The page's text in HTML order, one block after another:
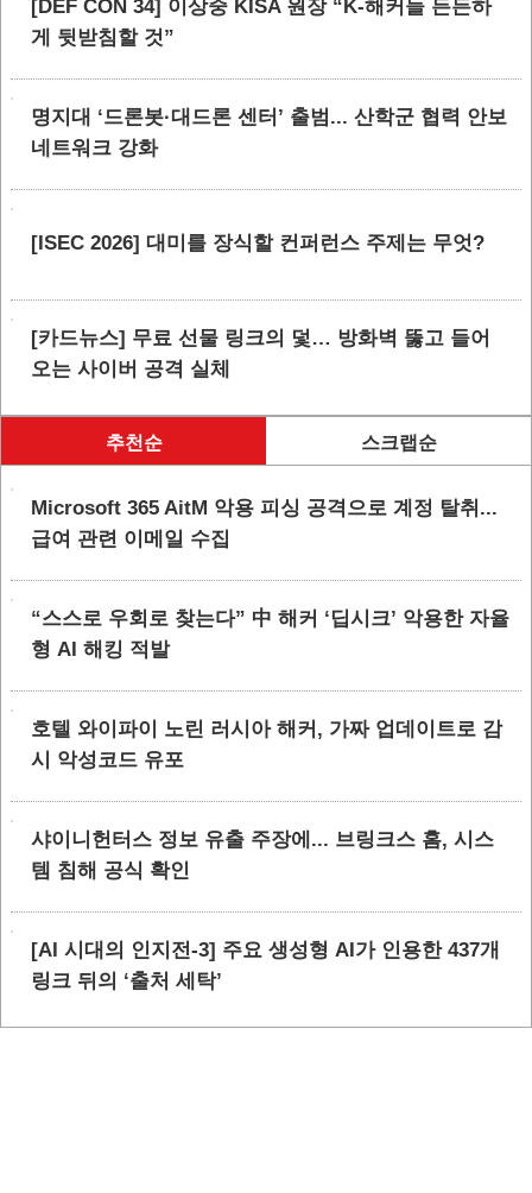
[DEF CON 34] 이상중 KISA 원장 “K-해커들 든든하
게 뒷받침할 것”
명지대 ‘드론봇·대드론 센터’ 출범... 산학군 협력 안보
네트워크 강화
[ISEC 2026] 대미를 장식할 컨퍼런스 주제는 무엇?
[카드뉴스] 무료 선물 링크의 덫… 방화벽 뚫고 들어
오는 사이버 공격 실체
추천순 스크랩순
Microsoft 365 AitM 악용 피싱 공격으로 계정 탈취...
급여 관련 이메일 수집
“스스로 우회로 찾는다” 中 해커 ‘딥시크’ 악용한 자율
형 AI 해킹 적발
호텔 와이파이 노린 러시아 해커, 가짜 업데이트로 감
시 악성코드 유포
샤이니헌터스 정보 유출 주장에... 브링크스 홈, 시스
템 침해 공식 확인
[AI 시대의 인지전-3] 주요 생성형 AI가 인용한 437개
링크 뒤의 ‘출처 세탁’